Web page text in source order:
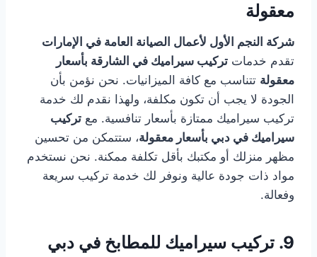
معقولة
شركة النجم الأول لأعمال الصيانة العامة في الإمارات
تقدم خدمات تركيب سيراميك في الشارقة بأسعار
معقولة تتناسب مع كافة الميزانيات. نحن نؤمن بأن
الجودة لا يجب أن تكون مكلفة، ولهذا نقدم لك خدمة
تركيب سيراميك ممتازة بأسعار تنافسية. مع تركيب
سيراميك في دبي بأسعار معقولة، ستتمكن من تحسين
مظهر منزلك أو مكتبك بأقل تكلفة ممكنة. نحن نستخدم
مواد ذات جودة عالية ونوفر لك خدمة تركيب سريعة
وفعالة.
9. تركيب سيراميك للمطابخ في دبي